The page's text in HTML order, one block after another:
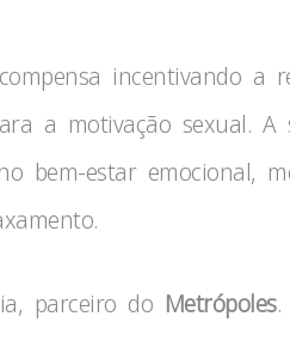
incentivando a
a motivação sexual. A
bem-estar emocional,
parceiro do Metrópoles.